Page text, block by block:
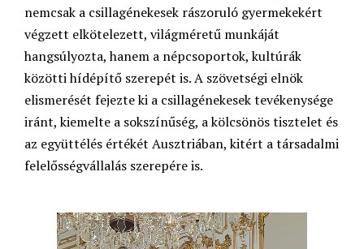
nemcsak a csillagénekesek rászoruló gyermekekért
végzett elkötelezett, világméretű munkáját
hangsúlyozta, hanem a népcsoportok, kultúrák
közötti hídépítő szerepét is. A szövetségi elnök
elismerését fejezte ki a csillagénekesek tevékenysége
iránt, kiemelte a sokszínűség, a kölcsönös tisztelet és
az együttélés értékét Ausztriában, kitért a társadalmi
felelősségvállalás szerepére is.